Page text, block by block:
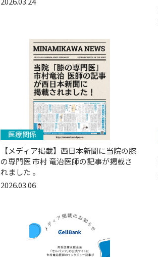
医療関係
【メディア掲載】西日本新聞に当院の膝
の専門医 市村 竜治医師の記事が掲載さ
れました 。
2026.03.06